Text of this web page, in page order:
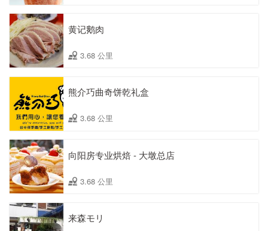
黄记鹅肉
3.68 公里
熊介巧曲奇饼乾礼盒
3.68 公里
向阳房专业烘焙 - 大墩总店
3.68 公里
来森モリ